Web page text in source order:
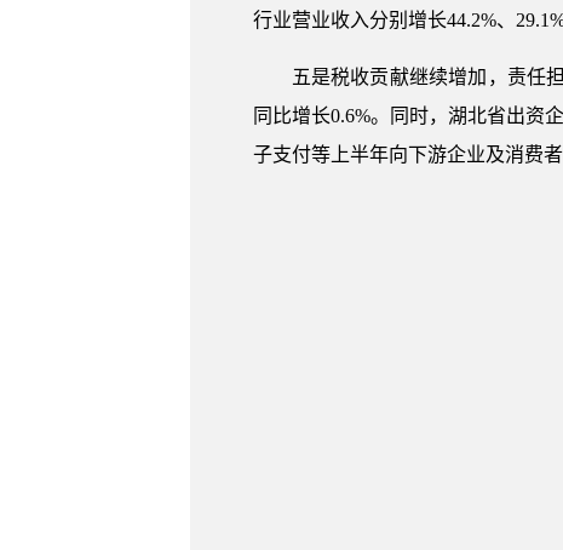
行业营业收入分别增长44.2%、29.1%
五是税收贡献继续增加，责任
同比增长0.6%。同时，湖北省出资
子支付等上半年向下游企业及消费者